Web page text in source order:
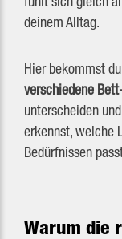
deinem Alltag.
Hier bekommst
verschiedene
unterscheiden
erkennst, welche
Bedürfnissen
Warum die